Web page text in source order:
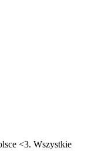
<3. Wszystkie